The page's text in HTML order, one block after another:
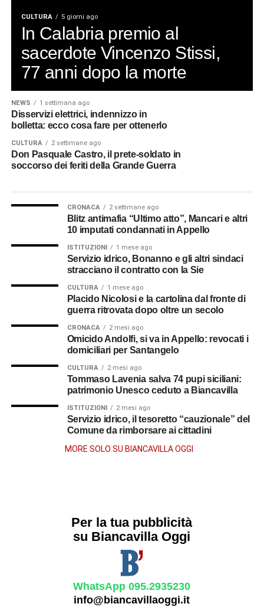
CULTURA 5 giorni ago
In Calabria premio al
sacerdote Vincenzo Stissi,
77 anni dopo la morte
NEWS 1 settimana ago
Disservizi elettrici, indennizzo in
bolletta: ecco cosa fare per ottenerlo
CULTURA 2 settimane ago
Don Pasquale Castro, il prete-soldato in
soccorso dei feriti della Grande Guerra
CRONACA 2 settimane ago
Blitz antimafia “Ultimo atto”, Mancari e altri
10 imputati condannati in Appello
ISTITUZIONI 1 mese ago
Servizio idrico, Bonanno e gli altri sindaci
stracciano il contratto con la Sie
CULTURA 1 mese ago
Placido Nicolosi e la cartolina dal fronte di
guerra ritrovata dopo oltre un secolo
CRONACA 2 mesi ago
Omicido Andolfi, si va in Appello: revocati i
domiciliari per Santangelo
CULTURA 2 mesi ago
Tommaso Lavenia salva 74 pupi siciliani:
patrimonio Unesco ceduto a Biancavilla
ISTITUZIONI 2 mesi ago
Servizio idrico, il tesoretto “cauzionale” del
Comune da rimborsare ai cittadini
MORE SOLO SU BIANCAVILLA OGGI
Per la tua pubblicità
su Biancavilla Oggi
WhatsApp 095.2935230
info@biancavillaoggi.it